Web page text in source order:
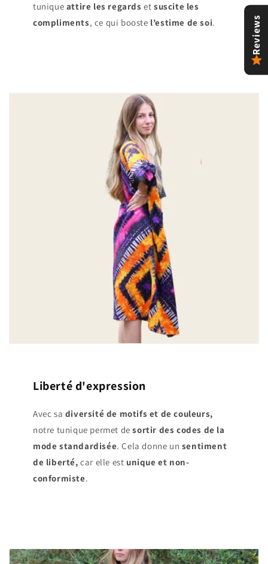
tunique attire les regardsetsuscite les
compliments, ce qui booste l’estime de soi.
Liberté d'expression
Avec sa diversité de motifs et de couleurs,
notre tunique permet desortir des codes de la
mode standardisée. Cela donne un sentiment
de liberté, car elle est unique et non-
conformiste.
Reviews